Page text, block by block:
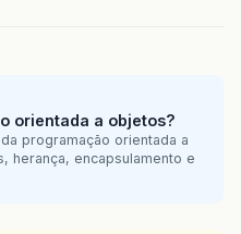
orientada a objetos?
programação orientada a
herança, encapsulamento e